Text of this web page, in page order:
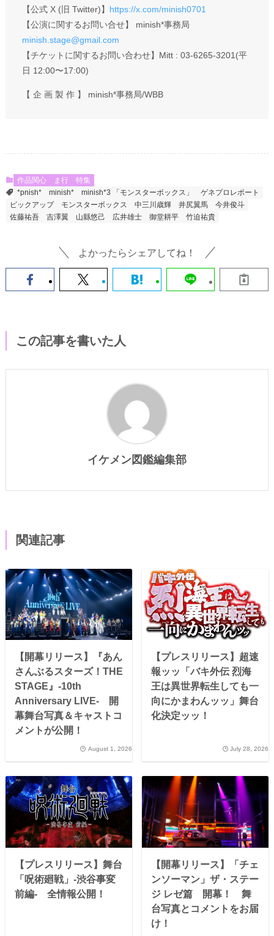
【公式 X (旧 Twitter)】 https://x.com/minish0701
【公演に関するお問い合せ】 minish*事務局
minish.stage@gmail.com
【チケットに関するお問い合わせ】Mitt : 03-6265-3201(平
日 12:00〜17:00)
【 企 画 製 作 】 minish*事務局/WBB
作品関心 ま行
特集
*pnish*
minish* minish*3 「モンスターボックス」
ゲネプロレポート
ピックアップ
モンスターボックス 中三川歳輝 井尻翼馬
今井俊斗
佐藤祐吾
吉澤翼 山縣悠己 広井雄士 御堂耕平 竹迫祐貴
よかったらシェアしてね！
この記事を書いた人
イケメン図鑑編集部
関連記事
【開幕リリース】『あん
さんぶるスターズ！THE
STAGE』-10th
Anniversary LIVE- 開
幕舞台写真＆キャストコ
メントが公開！
August 1, 2026
【プレスリリース】超速
報ッッ「バキ外伝 烈海
王は異世界転生しても一
向にかまわんッッ」舞台
化決定ッッ！
July 28, 2026
【プレスリリース】舞台
「呪術廻戦」-渋谷事変
前編- 全情報公開！
【開幕リリース】「チェ
ンソーマン」ザ・ステー
ジ レゼ篇 開幕！ 舞
台写真とコメントをお届
け！